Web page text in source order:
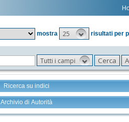
mostra
25 risultati per
Tutti i campi
Ricerca su indici
Archivio di Autorità